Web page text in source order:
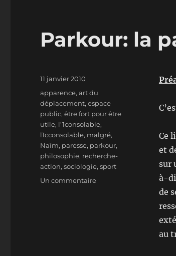
Parkour: la
Ce
et
sur
à-
de
au
Publié
11 janvier 2010
Étiquettes
apparence,art du
déplacement,espace
public,être fort pour être
utile, l'1consolable,
l1cconsolable, malgré,
Naïm, paresse, parkour,
philosophie, recherche-
action,sociologie,sport
Un commentairesur